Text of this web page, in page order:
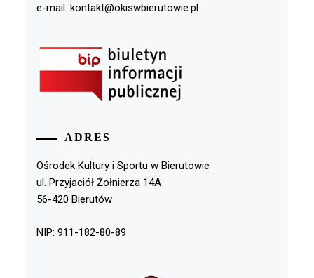
e-mail: kontakt@okiswbierutowie.pl
ADRES
Ośrodek Kultury i Sportu w Bierutowie
ul. Przyjaciół Żołnierza 14A
56-420 Bierutów
NIP: 911-182-80-89